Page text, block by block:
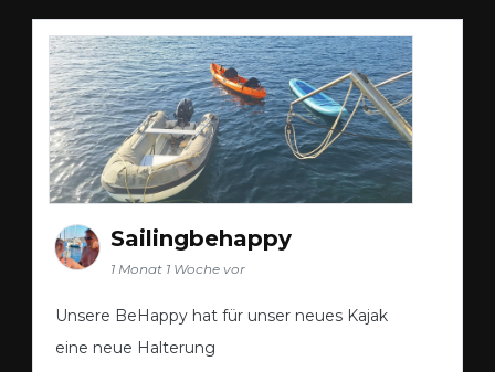
Sailingbehappy
1 Monat 1 Woche vor
Unsere BeHappy hat für unser neues Kajak
eine neue Halterung